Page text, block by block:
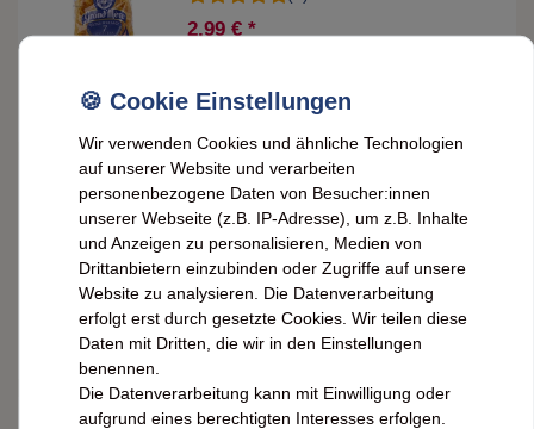
2,99 € *
zzgl.
Papillons Schmetterlinge 250 Gramm
(1)
2,59 € *
0.25 kg | 10,36 € / kg
ARTIKEL ANZEIGEN
inkl. ges. MwSt. Versandkosten
Grand' Mère Eiernudeln aus dem Elsaß Penne
Wir verwenden Cookies und ähnliche Technologien
auf unserer Website und verarbeiten
personenbezogene Daten von Besucher:innen
unserer Webseite (z.B. IP-Adresse), um z.B. Inhalte
und Anzeigen zu personalisieren, Medien von
Drittanbietern einzubinden oder Zugriffe auf unsere
Website zu analysieren. Die Datenverarbeitung
erfolgt erst durch gesetzte Cookies. Wir teilen diese
Daten mit Dritten, die wir in den Einstellungen
benennen.
Die Datenverarbeitung kann mit Einwilligung oder
aufgrund eines berechtigten Interesses erfolgen.